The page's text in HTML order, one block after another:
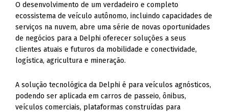
O desenvolvimento de um verdadeiro e completo
ecossistema de veículo autônomo, incluindo capacidades de
serviços na nuvem, abre uma série de novas oportunidades
de negócios para a Delphi oferecer soluções a seus
clientes atuais e futuros da mobilidade e conectividade,
logística, agricultura e mineração.
A solução tecnológica da Delphi é para veículos agnósticos,
podendo ser aplicada em carros de passeio, ônibus,
veículos comerciais, plataformas construídas para